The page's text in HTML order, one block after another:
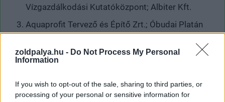
zoldpalya.hu - Do Not Process My Personal
Information
If you wish to opt-out of the sale, sharing to third parties, or
processing of your personal or sensitive information for
Vízgazdálkodási Kutatóközpont; Albiter Kft.
Aquaprofit Tervező és Építő Zrt.; Óbudai Platán
Könyvtár Ezüsthegyi Könyvtára
A Vízipari Holding Zrt. és a Magyar Nemzeti Bank
innovációja Díj: